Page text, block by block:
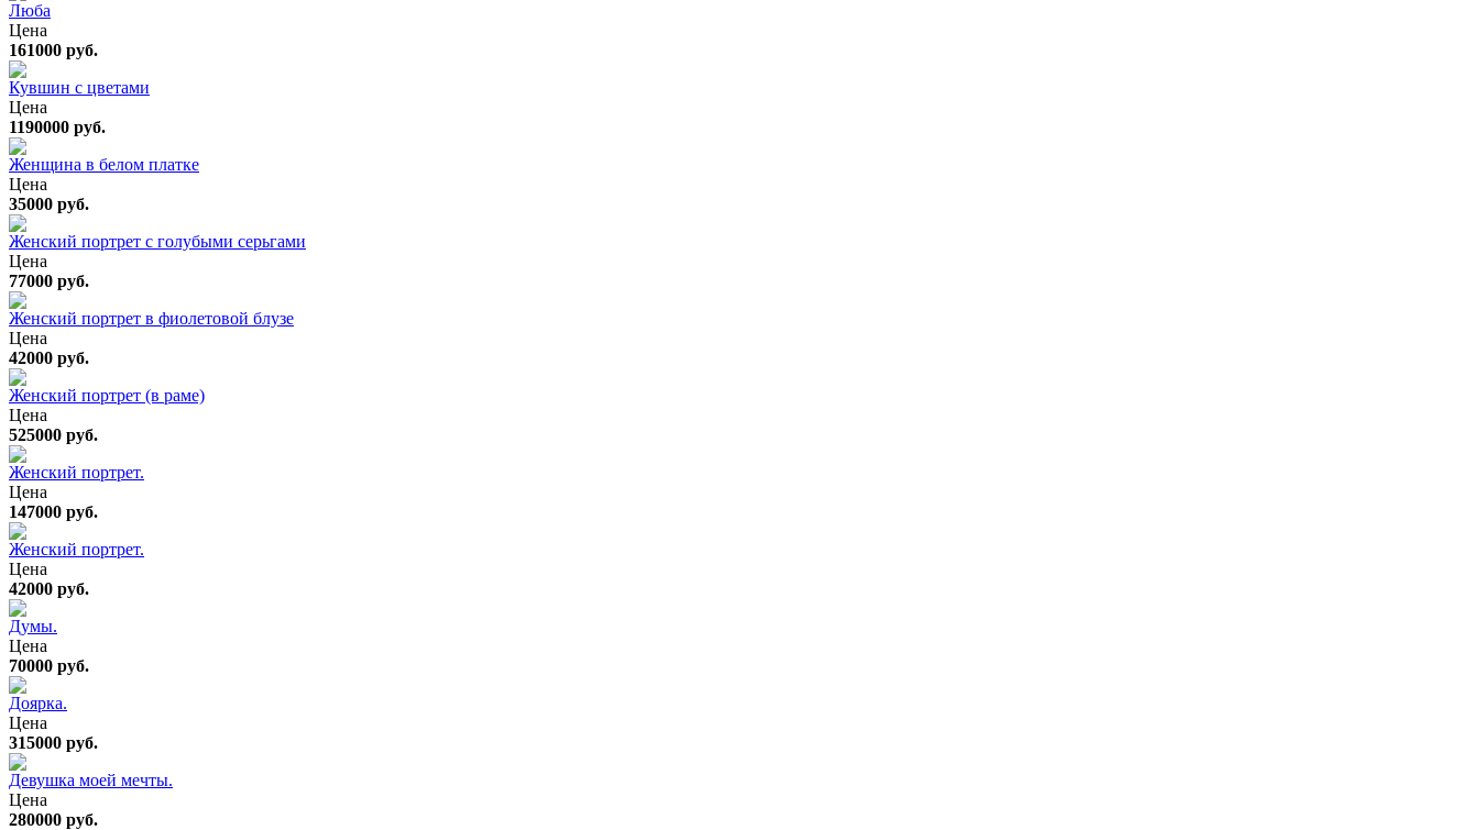
Люба
Цена
161000 руб.
Кувшин с цветами
Цена
1190000 руб.
Женщина в белом платке
Цена
35000 руб.
Женский портрет с голубыми серьгами
Цена
77000 руб.
Женский портрет в фиолетовой блузе
Цена
42000 руб.
Женский портрет (в раме)
Цена
525000 руб.
Женский портрет.
Цена
147000 руб.
Женский портрет.
Цена
42000 руб.
Думы.
Цена
70000 руб.
Доярка.
Цена
315000 руб.
Девушка моей мечты.
Цена
280000 руб.